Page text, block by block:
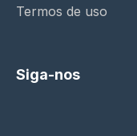
Termos de uso
Siga-nos